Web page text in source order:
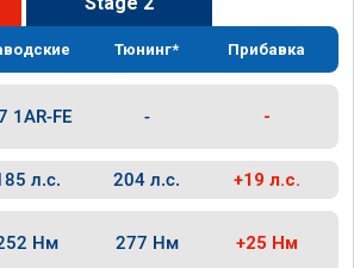
Тюнинг* Прибавка
1AR-FE - -
л.с. 204 л.с. +19 л.с.
Нм 277 Нм +25 Нм